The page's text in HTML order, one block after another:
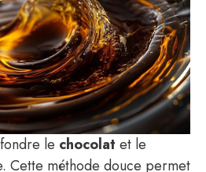
le chocolat et le
Cette méthode douce permet